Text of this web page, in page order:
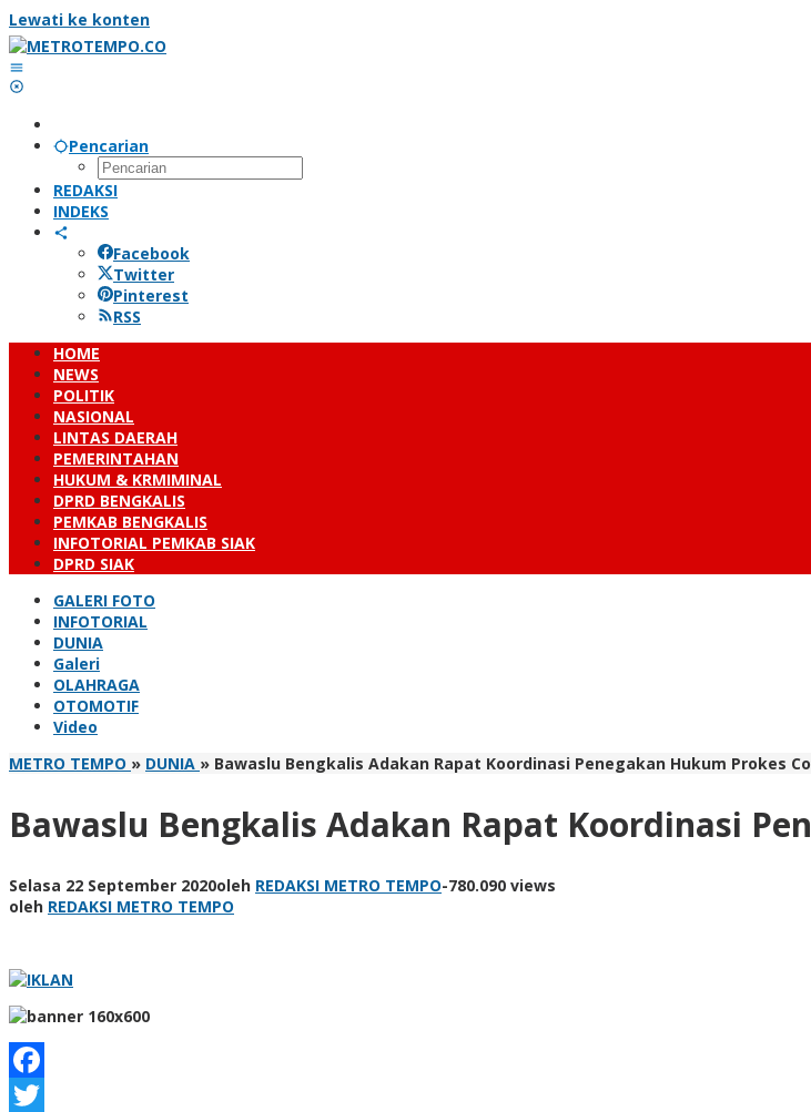
Lewati ke konten
Pencarian
REDAKSI
INDEKS
Facebook
Twitter
Pinterest
RSS
HOME
NEWS
POLITIK
NASIONAL
LINTAS DAERAH
PEMERINTAHAN
HUKUM & KRMIMINAL
DPRD BENGKALIS
PEMKAB BENGKALIS
INFOTORIAL PEMKAB SIAK
DPRD SIAK
GALERI FOTO
INFOTORIAL
DUNIA
Galeri
OLAHRAGA
OTOMOTIF
Video
METRO TEMPO » DUNIA » Bawaslu Bengkalis Adakan Rapat Koordinasi Penegakan Hukum Prokes
Bawaslu Bengkalis Adakan Rapat Koordinasi
Selasa 22 September 2020oleh REDAKSI METRO TEMPO-780.090 views
oleh REDAKSI METRO TEMPO
Facebook